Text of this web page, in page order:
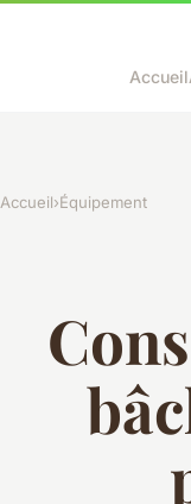
Accueil
Accueil›Équipement